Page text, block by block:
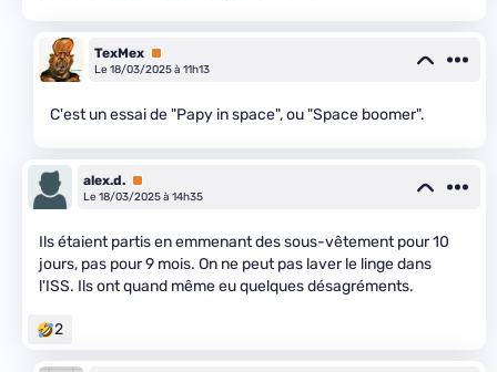
TexMex Premium
Le 18/03/2025 à 11h13
C'est un essai de "Papy in space", ou "Space boomer".
alex.d. Premium
Le 18/03/2025 à 14h35
Ils étaient partis en emmenant des sous-vêtement pour 10
jours, pas pour 9 mois. On ne peut pas laver le linge dans
l'ISS. Ils ont quand même eu quelques désagréments.
2